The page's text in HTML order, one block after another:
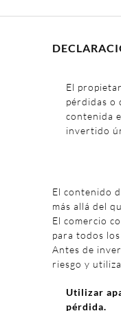
El
pérdidas o
contenida
invertido
El contenido
más allá del
El comercio
para todos
Antes de
riesgo y
Utilizar
pérdida.